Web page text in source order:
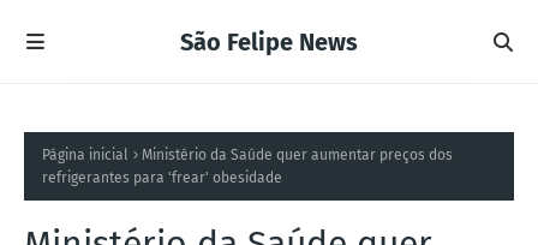
São Felipe News
Página inicial
Ministério da Saúde quer aumentar preços dos
refrigerantes para 'frear' obesidade